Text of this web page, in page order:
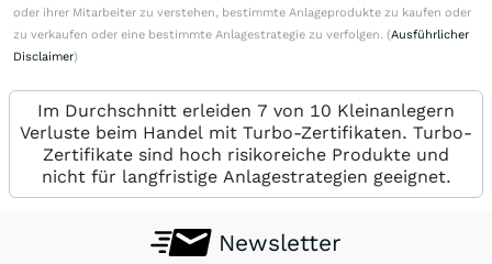
oder ihrer Mitarbeiter zu verstehen, bestimmte Anlageprodukte zu kaufen oder
zu verkaufen oder eine bestimmte Anlagestrategie zu verfolgen. (Ausführlicher
Disclaimer)
Im Durchschnitt erleiden 7 von 10 Kleinanlegern
Verluste beim Handel mit Turbo-Zertifikaten. Turbo-
Zertifikate sind hoch risikoreiche Produkte und
nicht für langfristige Anlagestrategien geeignet.
Newsletter